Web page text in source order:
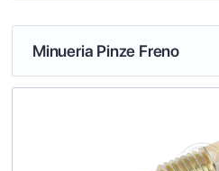
Minueria Pinze Freno